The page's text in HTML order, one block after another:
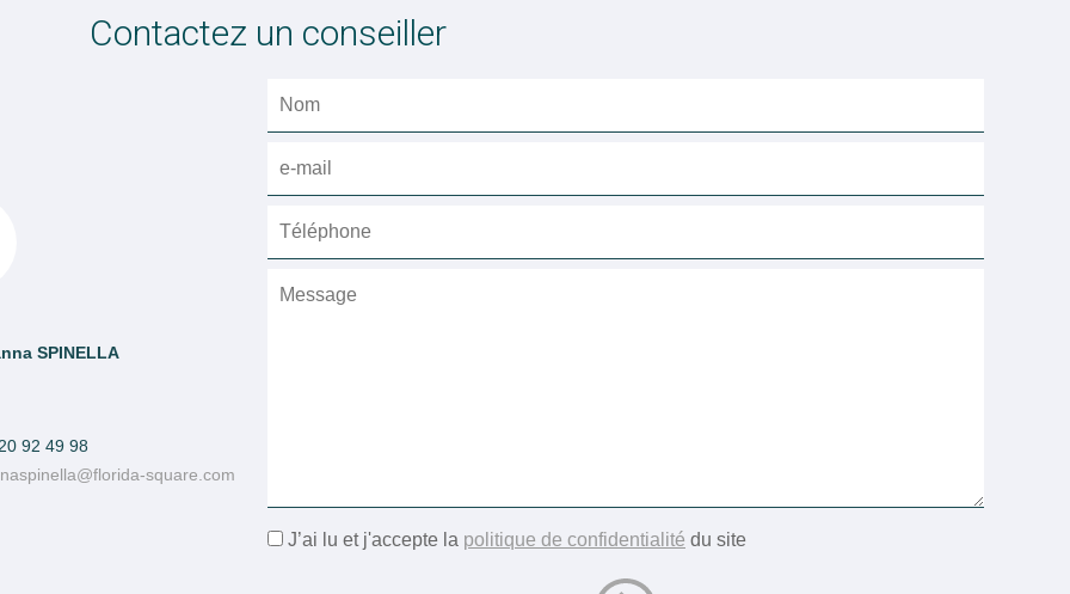
Contactez un conseiller
SPINELLA
92 49 98
square.com
J’ai lu et j'accepte la politique de confidentialité du site